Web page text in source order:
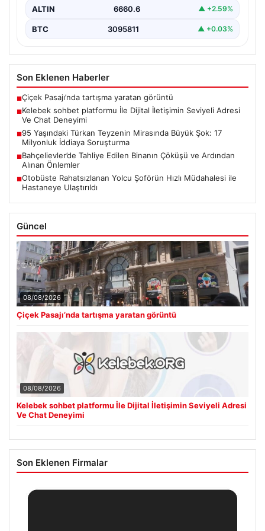
ALTIN 6660.6 ▲ +2.59%
BTC 3095811 ▲ +0.03%
Son Eklenen Haberler
■Çiçek Pasajı’nda tartışma yaratan görüntü
■Kelebek sohbet platformu İle Dijital İletişimin Seviyeli Adresi
Ve Chat Deneyimi
■95 Yaşındaki Türkan Teyzenin Mirasında Büyük Şok: 17
Milyonluk İddiaya Soruşturma
■Bahçelievler’de Tahliye Edilen Binanın Çöküşü ve Ardından
Alınan Önlemler
■Otobüste Rahatsızlanan Yolcu Şoförün Hızlı Müdahalesi ile
Hastaneye Ulaştırıldı
Güncel
08/08/2026
Çiçek Pasajı’nda tartışma yaratan görüntü
08/08/2026
Kelebek sohbet platformu İle Dijital İletişimin Seviyeli Adresi
Ve Chat Deneyimi
Son Eklenen Firmalar